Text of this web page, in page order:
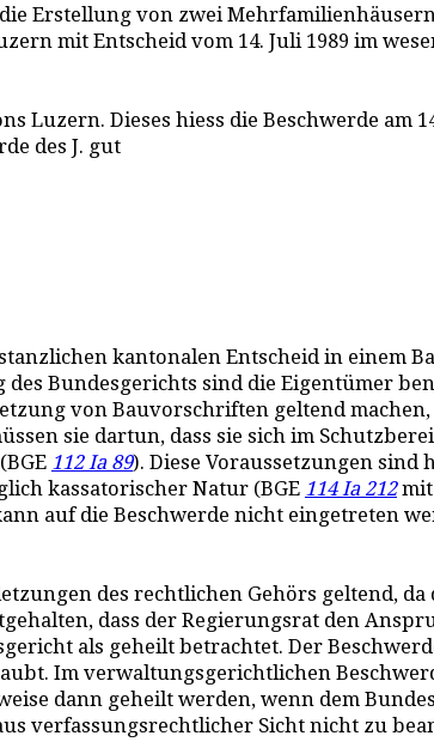
Erstellung von zwei
mit Entscheid vom 14. Juli 1989 im
Dieses hiess die Beschwerde am
des J. gut
kantonalen Entscheid in einem
des Bundesgerichts sind die Eigentümer
von Bauvorschriften geltend
sie dartun, dass sie sich im
112 Ia 89). Diese Voraussetzungen sind
kassatorischer Natur (BGE 114 Ia 212mit
auf die Beschwerde nicht eingetreten
des rechtlichen Gehörs geltend,
dass der Regierungsrat den
als geheilt betrachtet. Der
Im verwaltungsgerichtlichen
dann geheilt werden, wenn dem
verfassungsrechtlicher Sicht nicht zu